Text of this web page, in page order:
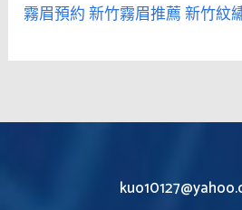
霧眉預約新竹霧眉推薦新竹紋